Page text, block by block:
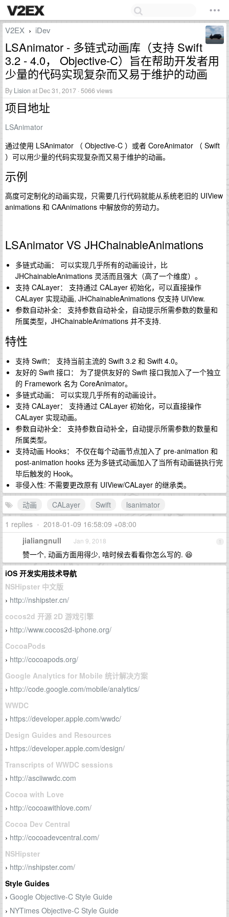
V2EX › iDev
LSAnimator - 多链式动画库（支持 Swift
3.2 - 4.0， Objective-C）旨在帮助开发者用
少量的代码实现复杂而又易于维护的动画
By Lision at Dec 31, 2017 · 5066 views
项目地址
LSAnimator
通过使用 LSAnimator （ Objective-C ）或者 CoreAnimator （ Swift
）可以用少量的代码实现复杂而又易于维护的动画。
示例
高度可定制化的动画实现，只需要几行代码就能从系统老旧的 UIView
animations 和 CAAnimations 中解放你的劳动力。
LSAnimator VS JHChainableAnimations
多链式动画： 可以实现几乎所有的动画设计，比
JHChainableAnimations 灵活而且强大（高了一个维度）。
支持 CALayer： 支持通过 CALayer 初始化，可以直接操作
CALayer 实现动画, JHChainableAnimations 仅支持 UIView.
参数自动补全： 支持参数自动补全，自动提示所需参数的数量和
所属类型，JHChainableAnimations 并不支持.
特性
支持 Swift： 支持当前主流的 Swift 3.2 和 Swift 4.0。
友好的 Swift 接口： 为了提供友好的 Swift 接口我加入了一个独立
的 Framework 名为 CoreAnimator。
多链式动画： 可以实现几乎所有的动画设计。
支持 CALayer： 支持通过 CALayer 初始化，可以直接操作
CALayer 实现动画。
参数自动补全： 支持参数自动补全，自动提示所需参数的数量和
所属类型。
支持动画 Hooks： 不仅在每个动画节点加入了 pre-animation 和
post-animation hooks 还为多链式动画加入了当所有动画链执行完
毕后触发的 Hook。
非侵入性: 不需要更改原有 UIView/CALayer 的继承类。
动画
CALayer Swift
lsanimator
1 replies • 2018-01-09 16:58:09 +08:00
1
jialiangnull Jan 9, 2018
赞一个, 动画方面用得少, 啥时候去看看你怎么写的. 😆
iOS 开发实用技术导航
NSHipster 中文版
› http://nshipster.cn/
cocos2d 开源 2D 游戏引擎
› http://www.cocos2d-iphone.org/
CocoaPods
› http://cocoapods.org/
Google Analytics for Mobile 统计解决方案
› http://code.google.com/mobile/analytics/
WWDC
› https://developer.apple.com/wwdc/
Design Guides and Resources
› https://developer.apple.com/design/
Transcripts of WWDC sessions
› http://asciiwwdc.com
Cocoa with Love
› http://cocoawithlove.com/
Cocoa Dev Central
› http://cocoadevcentral.com/
NSHipster
› http://nshipster.com/
Style Guides
› Google Objective-C Style Guide
› NYTimes Objective-C Style Guide